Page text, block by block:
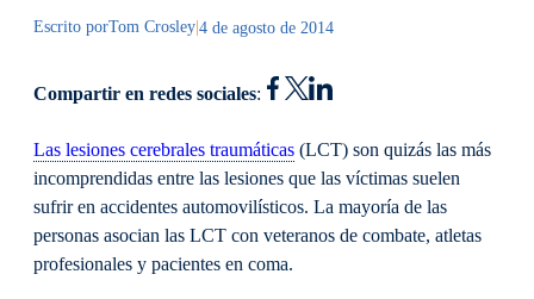
Escrito porTom Crosley|4 de agosto de 2014
Compartir en redes sociales:
Las lesiones cerebrales traumáticas (LCT) son quizás las más
incomprendidas entre las lesiones que las víctimas suelen
sufrir en accidentes automovilísticos. La mayoría de las
personas asocian las LCT con veteranos de combate, atletas
profesionales y pacientes en coma.